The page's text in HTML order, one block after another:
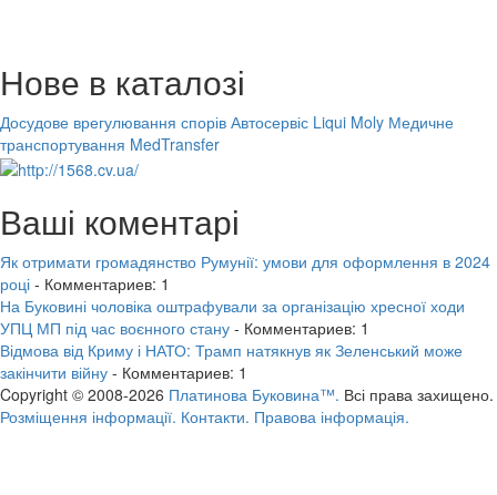
Нове в каталозі
Досудове врегулювання спорів Автосервіс Liqui Moly Медичне
транспортування MedTransfer
Ваші коментарі
Як отримати громадянство Румунії: умови для оформлення в 2024
році - Комментариев: 1
На Буковині чоловіка оштрафували за організацію хресної ходи
УПЦ МП під час воєнного стану - Комментариев: 1
Відмова від Криму і НАТО: Трамп натякнув як Зеленський може
закінчити війну - Комментариев: 1
Copyright © 2008-2026 Платинова Буковина™. Всі права захищено.
Розміщення інформації. Контакти. Правова інформація.